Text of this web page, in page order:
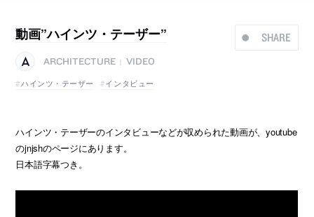
SHARE
動画”ハインツ・テーザー”
ARCHITECTURE
VIDEO
ハインツ・テーザー
インタビュー
ハインツ・テーザーのインタビューなどが収められた動画が、youtube
のjnjshのページにあります。
日本語字幕つき。